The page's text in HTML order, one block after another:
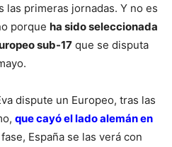
las primeras jornadas. Y no es
porque ha sido seleccionada
sub-17 que se disputa
dispute un Europeo, tras las
que cayó el lado alemán en
España se las verá con